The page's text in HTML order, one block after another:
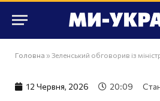
Головна » Зеленський обговорив із міністром
12 Червня, 2026 20:09